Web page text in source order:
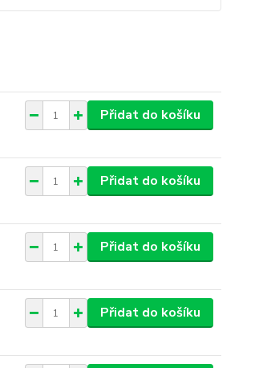
Přidat do košíku
Přidat do košíku
Přidat do košíku
Přidat do košíku